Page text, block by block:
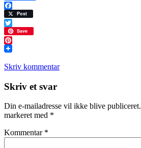
Facebook
Post
Twitter
Save
Pinterest
Skriv kommentar
Læserinteraktioner
Skriv et svar
Din e-mailadresse vil ikke blive publiceret.
markeret med *
Kommentar *